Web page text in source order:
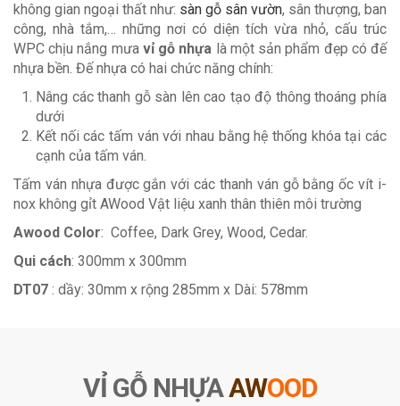
không gian ngoại thất như: sàn gỗ sân vườn, sân thượng, ban
công, nhà tắm,… những nơi có diện tích vừa nhỏ, cấu trúc
WPC chịu nắng mưa vỉ gỗ nhựa là một sản phẩm đẹp có đế
nhựa bền. Đế nhựa có hai chức năng chính:
Nâng các thanh gỗ sàn lên cao tạo độ thông thoáng phía
dưới
Kết nối các tấm ván với nhau bằng hệ thống khóa tại các
cạnh của tấm ván.
Tấm ván nhựa được gắn với các thanh ván gỗ bằng ốc vít i-
nox không gỉt AWood Vật liệu xanh thân thiên môi trường
Awood Color: Coffee, Dark Grey, Wood, Cedar.
Qui cách: 300mm x 300mm
DT07 : dầy: 30mm x rộng 285mm x Dài: 578mm
VỈ GỖ NHỰAAWOOD